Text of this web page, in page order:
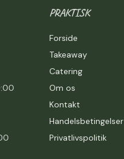
PRAKTISK
Forside
Takeaway
Catering
Om os
Kontakt
Handelsbetingelser
Privatlivspolitik